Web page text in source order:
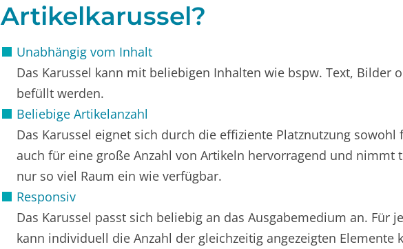
Artikelkarussel?
Unabhängig vom Inhalt
Das Karussel kann mit beliebigen Inhalten wie bspw. Text, Bilder
befüllt werden.
Beliebige Artikelanzahl
Das Karussel eignet sich durch die effiziente Platznutzung sowohl
auch für eine große Anzahl von Artikeln hervorragend und nimmt
nur so viel Raum ein wie verfügbar.
Responsiv
Das Karussel passt sich beliebig an das Ausgabemedium an. Für
kann individuell die Anzahl der gleichzeitig angezeigten Elemente